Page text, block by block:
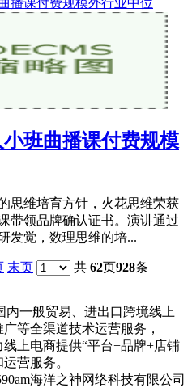
班曲播课付费规模
思维培育方针，火花思维荣获
带领品牌确认证书。演讲通过
发觉，数理思维的培...
末页 共 62页928条
内一般贸易、进出口跨境线上
等全渠道技术运营服务，
上电商提供“平台+品牌+店铺
营服务。
海洋之神网络科技有限公司